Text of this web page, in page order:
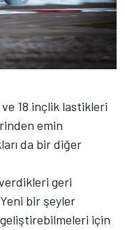
18 inçlik lastikleri
emin
da bir diğer
verdikleri geri
bir şeyler
için